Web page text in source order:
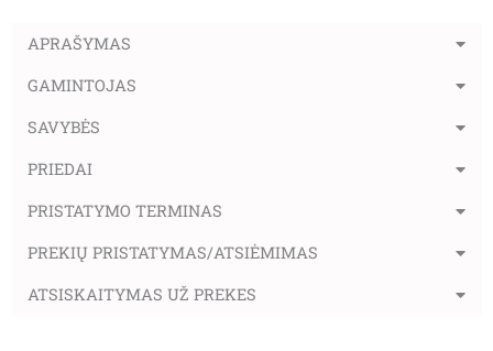
APRAŠYMAS
GAMINTOJAS
SAVYBĖS
PRIEDAI
PRISTATYMO TERMINAS
PREKIŲ PRISTATYMAS/ATSIĖMIMAS
ATSISKAITYMAS UŽ PREKES